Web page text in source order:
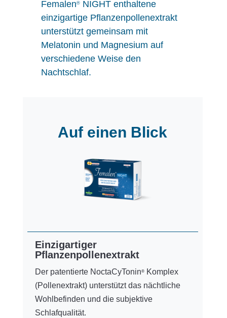
Femalen®NIGHT enthaltene
einzigartige Pflanzenpollenextrakt
unterstützt gemeinsam mit
Melatonin und Magnesium auf
verschiedene Weise den
Nachtschlaf.
Auf einen Blick
Einzigartiger
Pﬂanzenpollenextrakt
Der patentierte NoctaCyTonin®Komplex
(Pollenextrakt) unterstützt das nächtliche
Wohlbefinden und die subjektive
Schlafqualität.